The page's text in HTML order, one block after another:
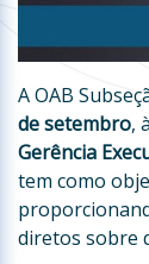
A OAB
de setembro,
Gerência
tem como
diretos sobre